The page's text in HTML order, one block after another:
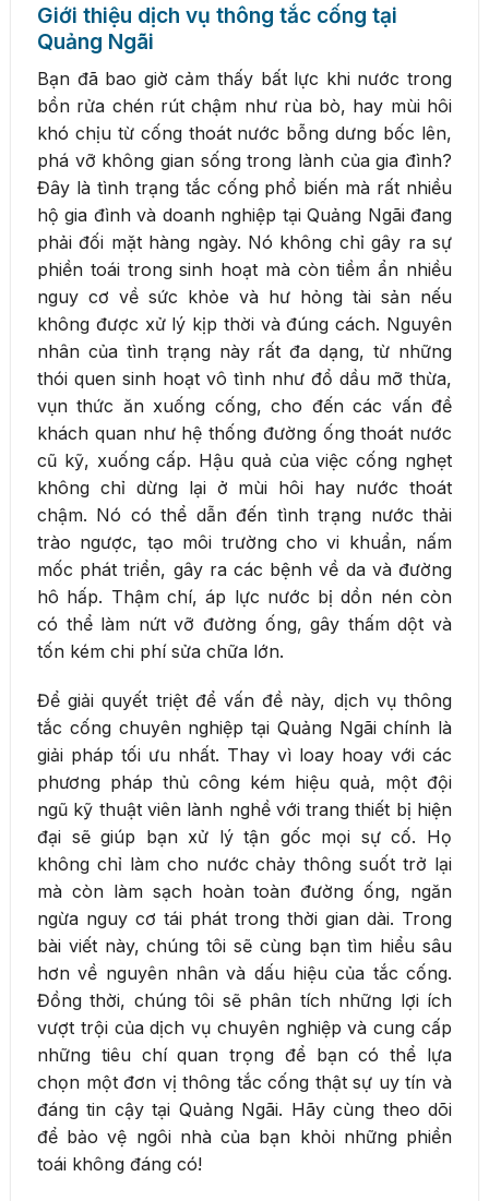
Giới thiệu dịch vụ thông tắc cống tại
Quảng Ngãi
Bạn đã bao giờ cảm thấy bất lực khi nước trong
bồn rửa chén rút chậm như rùa bò, hay mùi hôi
khó chịu từ cống thoát nước bỗng dưng bốc lên,
phá vỡ không gian sống trong lành của gia đình?
Đây là tình trạng tắc cống phổ biến mà rất nhiều
hộ gia đình và doanh nghiệp tại Quảng Ngãi đang
phải đối mặt hàng ngày. Nó không chỉ gây ra sự
phiền toái trong sinh hoạt mà còn tiềm ẩn nhiều
nguy cơ về sức khỏe và hư hỏng tài sản nếu
không được xử lý kịp thời và đúng cách. Nguyên
nhân của tình trạng này rất đa dạng, từ những
thói quen sinh hoạt vô tình như đổ dầu mỡ thừa,
vụn thức ăn xuống cống, cho đến các vấn đề
khách quan như hệ thống đường ống thoát nước
cũ kỹ, xuống cấp. Hậu quả của việc cống nghẹt
không chỉ dừng lại ở mùi hôi hay nước thoát
chậm. Nó có thể dẫn đến tình trạng nước thải
trào ngược, tạo môi trường cho vi khuẩn, nấm
mốc phát triển, gây ra các bệnh về da và đường
hô hấp. Thậm chí, áp lực nước bị dồn nén còn
có thể làm nứt vỡ đường ống, gây thấm dột và
tốn kém chi phí sửa chữa lớn.
Để giải quyết triệt để vấn đề này, dịch vụ thông
tắc cống chuyên nghiệp tại Quảng Ngãi chính là
giải pháp tối ưu nhất. Thay vì loay hoay với các
phương pháp thủ công kém hiệu quả, một đội
ngũ kỹ thuật viên lành nghề với trang thiết bị hiện
đại sẽ giúp bạn xử lý tận gốc mọi sự cố. Họ
không chỉ làm cho nước chảy thông suốt trở lại
mà còn làm sạch hoàn toàn đường ống, ngăn
ngừa nguy cơ tái phát trong thời gian dài. Trong
bài viết này, chúng tôi sẽ cùng bạn tìm hiểu sâu
hơn về nguyên nhân và dấu hiệu của tắc cống.
Đồng thời, chúng tôi sẽ phân tích những lợi ích
vượt trội của dịch vụ chuyên nghiệp và cung cấp
những tiêu chí quan trọng để bạn có thể lựa
chọn một đơn vị thông tắc cống thật sự uy tín và
đáng tin cậy tại Quảng Ngãi. Hãy cùng theo dõi
để bảo vệ ngôi nhà của bạn khỏi những phiền
toái không đáng có!